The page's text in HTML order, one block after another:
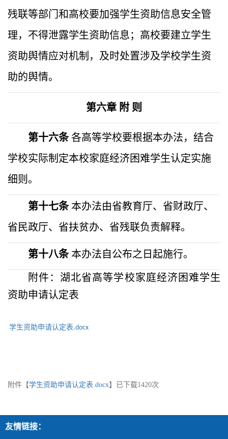
残联等部门和高校要加强学生资助信息安全管
理，不得泄露学生资助信息；高校要建立学生
资助舆情应对机制，及时处置涉及学校学生资
助的舆情。
第六章 附 则
第十六条 各高等学校要根据本办法，结合
学校实际制定本校家庭经济困难学生认定实施
细则 。
第十七条本办法由省教育厅、省财政厅、
省民政厅、省扶贫办、省残联负责解释。
第十八条本办法自公布之日起施行。
附件：湖北省高等学校家庭经济困难学生
资助申请认定表
学生资助申请认定表.docx
附件【学生资助申请认定表.docx】已下载1420次
友情链接：